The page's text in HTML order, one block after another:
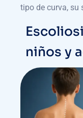
tipo de curva, su
niños y